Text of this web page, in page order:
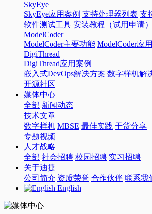
SkyEye
SkyEye应用案例 支持处理器列表 支
软件测试工具 安装教程（试用申请）
ModelCoder
ModelCoder主要功能 ModelCoder应
DigiThread
DigiThread应用案例
嵌入式DevOps解决方案 数字样机解
开源社区
媒体中心
全部 新闻动态
技术文章
数字样机 MBSE 最佳实践 干货分享
专题视频
人才战略
全部 社会招聘 校园招聘 实习招聘
关于迪捷
公司简介 资质荣誉 合作伙伴 联系我
English